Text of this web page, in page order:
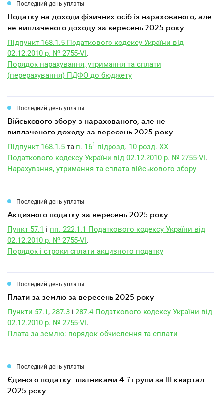
Последний день уплаты
податку на доходи фізичних осіб із нарахованого, але
не виплаченого доходу за вересень 2025 року
Підпункт 168.1.5 Податкового кодексу України від
02.12.2010 р. № 2755-VI.
Порядок нарахування, утримання та сплати
(перерахування) ПДФО до бюджету
Последний день уплаты
військового збору з нарахованого, але не
виплаченого доходу за вересень 2025 року
Підпункт 168.1.5 та п. 161
підрозд. 10 розд. XX
Податкового кодексу України від 02.12.2010 р. № 2755-VI.
Нарахування, утримання та сплата військового збору
Последний день уплаты
акцизного податку за вересень 2025 року
Пункт 57.1 і пп. 222.1.1 Податкового кодексу України від
02.12.2010 р. № 2755-VI.
Порядок і строки сплати акцизного податку
Последний день уплаты
плати за землю за вересень 2025 року
Пункти 57.1, 287.3 і 287.4 Податкового кодексу України від
02.12.2010 р. № 2755-VI.
Плата за землю: порядок обчислення та сплати
Последний день уплаты
єдиного податку платниками 4-ї групи за III квартал
2025 року